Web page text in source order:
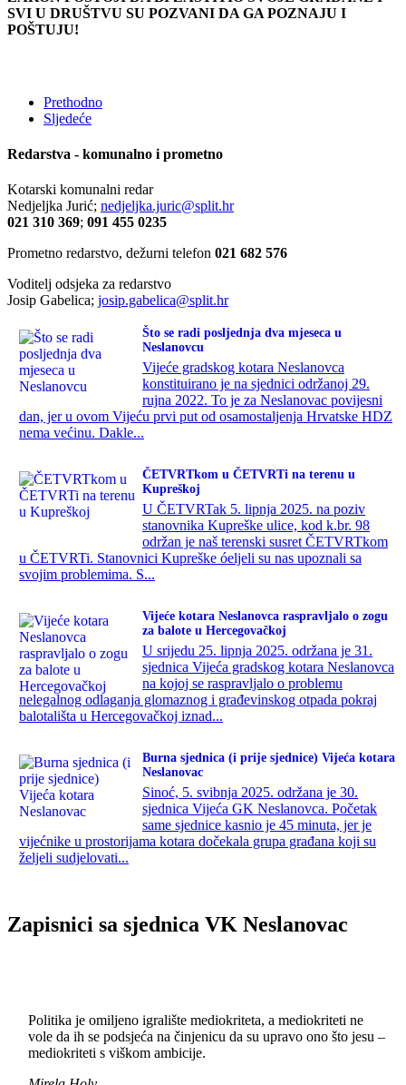
SVI U DRUŠTVU SU POZVANI DA GA POZNAJU I
POŠTUJU!
Prethodno
Sljedeće
Redarstva - komunalno i prometno
Kotarski komunalni redar
Nedjeljka Jurić; nedjeljka.juric@split.hr
021 310 369; 091 455 0235
Prometno redarstvo, dežurni telefon 021 682 576
Voditelj odsjeka za redarstvo
Josip Gabelica; josip.gabelica@split.hr
Što se radi posljednja dva mjeseca u
Neslanovcu
Vijeće gradskog kotara Neslanovca
konstituirano je na sjednici održanoj 29.
rujna 2022. To je za Neslanovac povijesni
dan, jer u ovom Vijeću prvi put od osamostaljenja Hrvatske HDZ
nema većinu. Dakle...
ČETVRTkom u ČETVRTi na terenu u
Kupreškoj
U ČETVRTak 5. lipnja 2025. na poziv
stanovnika Kupreške ulice, kod k.br. 98
održan je naš terenski susret ČETVRTkom
u ČETVRTi. Stanovnici Kupreške óeljeli su nas upoznali sa
svojim problemima. S...
Vijeće kotara Neslanovca raspravljalo o zogu
za balote u Hercegovačkoj
U srijedu 25. lipnja 2025. održana je 31.
sjednica Vijeća gradskog kotara Neslanovca
na kojoj se raspravljalo o problemu
nelegalnog odlaganja glomaznog i građevinskog otpada pokraj
balotališta u Hercegovačkoj iznad...
Burna sjednica (i prije sjednice) Vijeća kotara
Neslanovac
Sinoć, 5. svibnja 2025. održana je 30.
sjednica Vijeća GK Neslanovca. Početak
same sjednice kasnio je 45 minuta, jer je
vijećnike u prostorijama kotara dočekala grupa građana koji su
željeli sudjelovati...
Zapisnici sa sjednica VK Neslanovac
Politika je omiljeno igralište mediokriteta, a mediokriteti ne
vole da ih se podsjeća na činjenicu da su upravo ono što jesu –
mediokriteti s viškom ambicije.